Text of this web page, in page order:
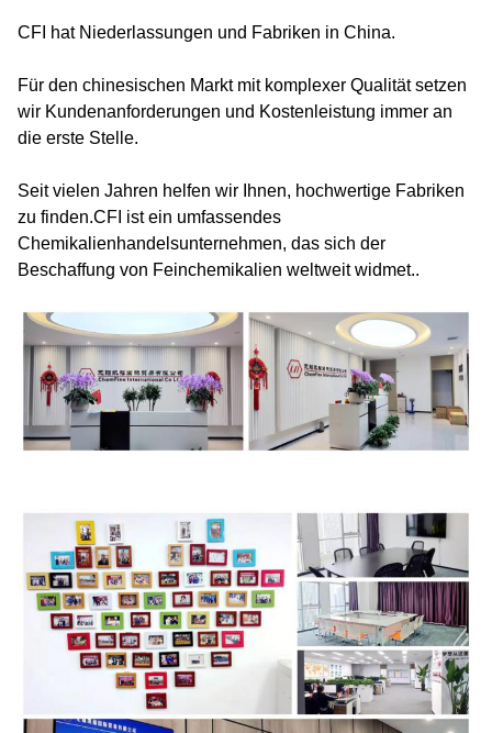
CFI hat Niederlassungen und Fabriken in China.
Für den chinesischen Markt mit komplexer Qualität setzen
wir Kundenanforderungen und Kostenleistung immer an
die erste Stelle.
Seit vielen Jahren helfen wir Ihnen, hochwertige Fabriken
zu finden.CFI ist ein umfassendes
Chemikalienhandelsunternehmen, das sich der
Beschaffung von Feinchemikalien weltweit widmet..